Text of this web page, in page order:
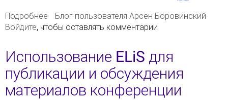
Подробнее о Библиотека ELiS включена в реестр
отечественного ПО
Блог пользователя Арсен Боровинский
Войдите, чтобы оставлять комментарии
Использование ELiS для
публикации и обсуждения
материалов конференции